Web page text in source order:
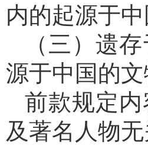
内的起源于
（三）遗
源于中国的文
前款规定
及著名人物